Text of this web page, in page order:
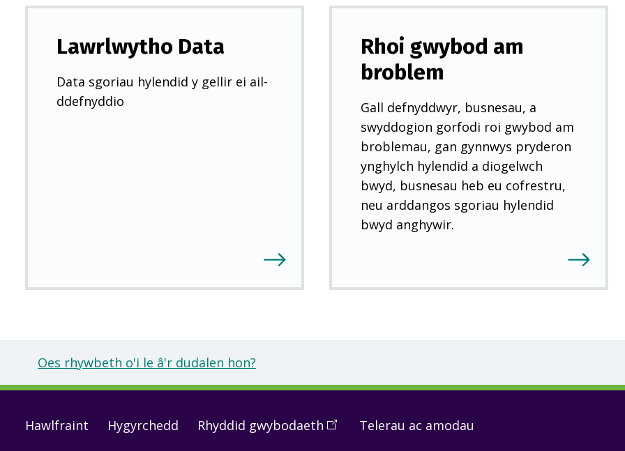
n
w
y
d
)
Lawrlwytho Data
Data sgoriau hylendid y gellir ei ail-
ddefnyddio
Rhoi gwybod am
broblem
Gall defnyddwyr, busnesau, a
swyddogion gorfodi roi gwybod am
broblemau, gan gynnwys pryderon
ynghylch hylendid a diogelwch
bwyd, busnesau heb eu cofrestru,
neu arddangos sgoriau hylendid
bwyd anghywir.
Oes rhywbeth o'i le â'r dudalen hon?
Footer
Hawlfraint Hygyrchedd Rhyddid gwybodaeth (OpenTelerau ac amodau